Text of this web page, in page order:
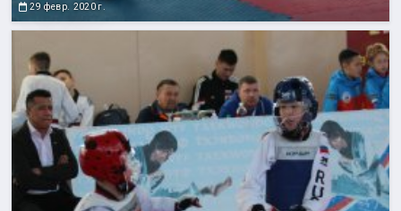
29 февр. 2020 г.